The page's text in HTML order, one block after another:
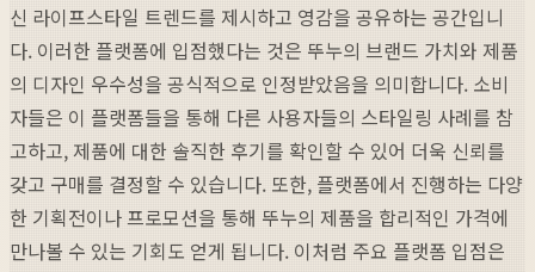
신 라이프스타일 트렌드를 제시하고 영감을 공유하는 공간입니
다. 이러한 플랫폼에 입점했다는 것은 뚜누의 브랜드 가치와 제품
의 디자인 우수성을 공식적으로 인정받았음을 의미합니다. 소비
자들은 이 플랫폼들을 통해 다른 사용자들의 스타일링 사례를 참
고하고, 제품에 대한 솔직한 후기를 확인할 수 있어 더욱 신뢰를
갖고 구매를 결정할 수 있습니다. 또한, 플랫폼에서 진행하는 다양
한 기획전이나 프로모션을 통해 뚜누의 제품을 합리적인 가격에
만나볼 수 있는 기회도 얻게 됩니다. 이처럼 주요 플랫폼 입점은